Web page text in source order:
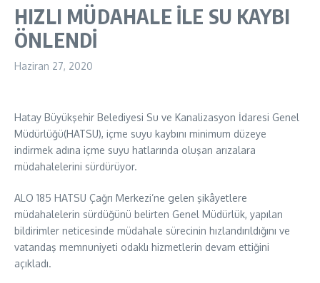
HIZLI MÜDAHALE İLE SU KAYBI
ÖNLENDİ
Haziran 27, 2020
Hatay Büyükşehir Belediyesi Su ve Kanalizasyon İdaresi Genel
Müdürlüğü(HATSU), içme suyu kaybını minimum düzeye
indirmek adına içme suyu hatlarında oluşan arızalara
müdahalelerini sürdürüyor.
ALO 185 HATSU Çağrı Merkezi’ne gelen şikâyetlere
müdahalelerin sürdüğünü belirten Genel Müdürlük, yapılan
bildirimler neticesinde müdahale sürecinin hızlandırıldığını ve
vatandaş memnuniyeti odaklı hizmetlerin devam ettiğini
açıkladı.